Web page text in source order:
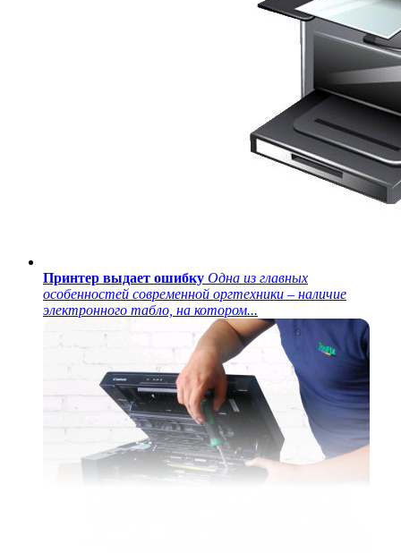
Принтер выдает ошибку Одна из главных
особенностей современной оргтехники – наличие
электронного табло, на котором...